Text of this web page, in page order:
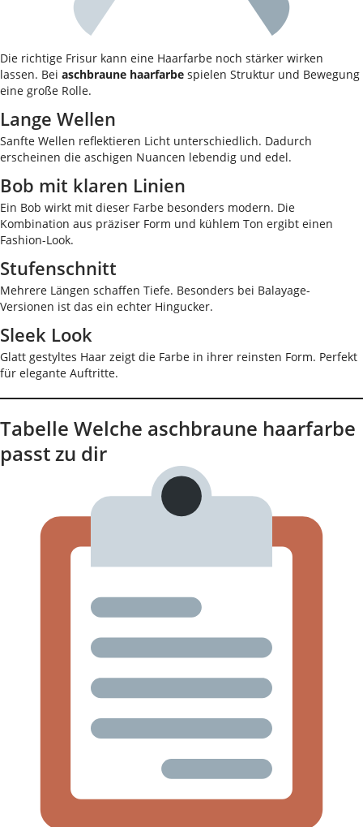
Die richtige Frisur kann eine Haarfarbe noch stärker wirken
lassen. Bei aschbraune haarfarbe spielen Struktur und Bewegung
eine große Rolle.
Lange Wellen
Sanfte Wellen reflektieren Licht unterschiedlich. Dadurch
erscheinen die aschigen Nuancen lebendig und edel.
Bob mit klaren Linien
Ein Bob wirkt mit dieser Farbe besonders modern. Die
Kombination aus präziser Form und kühlem Ton ergibt einen
Fashion-Look.
Stufenschnitt
Mehrere Längen schaffen Tiefe. Besonders bei Balayage-
Versionen ist das ein echter Hingucker.
Sleek Look
Glatt gestyltes Haar zeigt die Farbe in ihrer reinsten Form. Perfekt
für elegante Auftritte.
Tabelle Welche aschbraune haarfarbe
passt zu dir